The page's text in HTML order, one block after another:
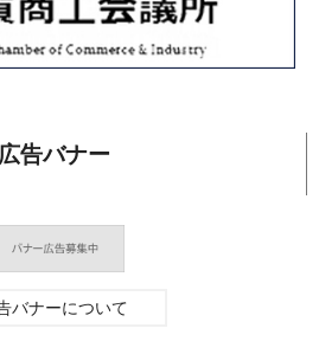
広告バナー
バナーについて